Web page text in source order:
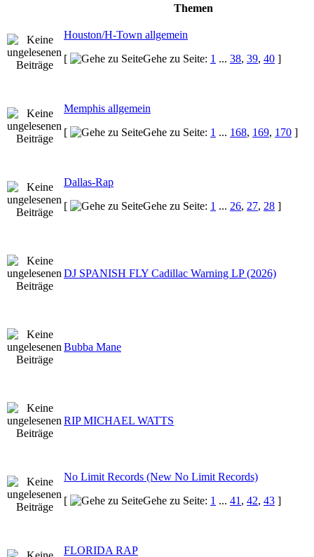
Themen
Houston/H-Town allgemein
[
Gehe zu Seite: 1 ... 38, 39, 40 ]
Memphis allgemein
[
Gehe zu Seite: 1 ... 168, 169, 170 ]
Dallas-Rap
[
Gehe zu Seite: 1 ... 26, 27, 28 ]
DJ SPANISH FLY Cadillac Warning LP (2026)
Bubba Mane
RIP MICHAEL WATTS
No Limit Records (New No Limit Records)
[
Gehe zu Seite: 1 ... 41 , 42, 43 ]
FLORIDA RAP